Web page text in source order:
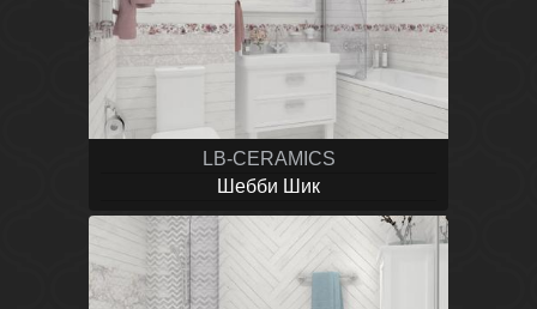
LB-CERAMICS
Шебби Шик